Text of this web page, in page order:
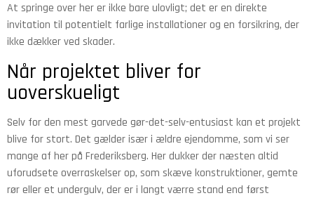
At springe over her er ikke bare ulovligt; det er en direkte
invitation til potentielt farlige installationer og en forsikring, der
ikke dækker ved skader.
Når projektet bliver for
uoverskueligt
Selv for den mest garvede gør-det-selv-entusiast kan et projekt
blive for stort. Det gælder især i ældre ejendomme, som vi ser
mange af her på Frederiksberg. Her dukker der næsten altid
uforudsete overraskelser op, som skæve konstruktioner, gemte
rør eller et undergulv, der er i langt værre stand end først